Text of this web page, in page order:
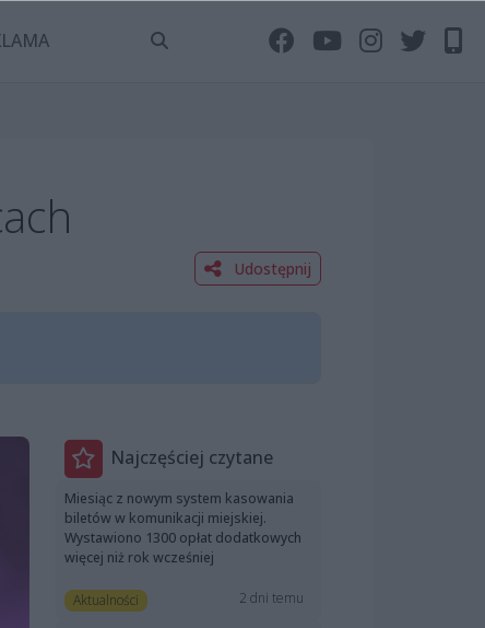
Udostępnij
Najczęściej czytane
Miesiąc z nowym system kasowania
biletów w komunikacji miejskiej.
Wystawiono 1300 opłat dodatkowych
więcej niż rok wcześniej
Aktualności 2 dni temu